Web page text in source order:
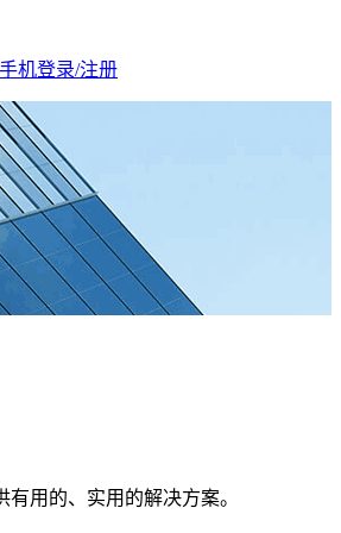
手机登录/注册
有用的、实用的解决方案。